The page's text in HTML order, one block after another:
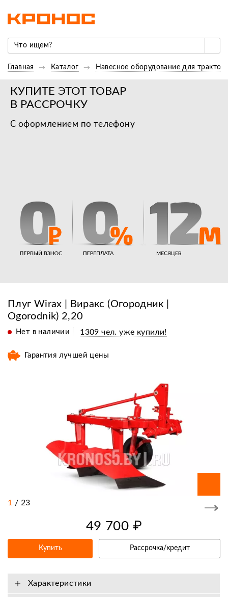
Главная Каталог Навесное оборудование для
КУПИТЕ ЭТОТ ТОВАР
В РАССРОЧКУ
С оформлением по телефону
Плуг Wirax | Виракс (Огородник |
Оgorodnik) 2,20
Нет в наличии 1309 чел. уже купили!
Гарантия лучшей цены
1 / 23
49 700 ₽
Купить Рассрочка/кредит
Характеристики